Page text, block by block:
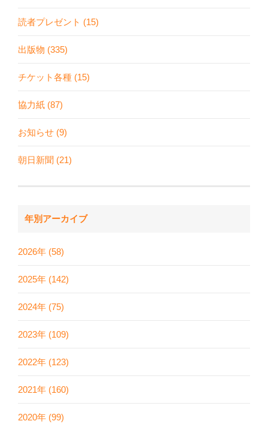
読者プレゼント (15)
出版物 (335)
チケット各種 (15)
協力紙 (87)
お知らせ (9)
朝日新聞 (21)
年別アーカイブ
2026年 (58)
2025年 (142)
2024年 (75)
2023年 (109)
2022年 (123)
2021年 (160)
2020年 (99)